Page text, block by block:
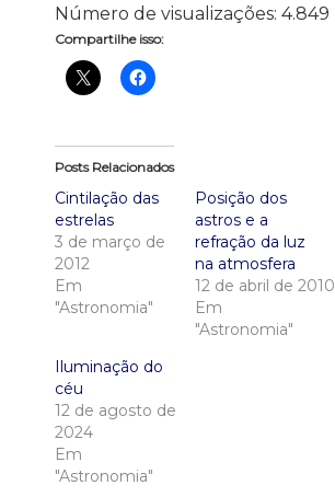
Número de visualizações: 4.849
Compartilhe isso:
Posts Relacionados
Cintilação das
estrelas
3 de março de
2012
Em
"Astronomia"
Posição dos
astros e a
refração da luz
na atmosfera
12 de abril de 2010
Em
"Astronomia"
Iluminação do
céu
12 de agosto de
2024
Em
"Astronomia"